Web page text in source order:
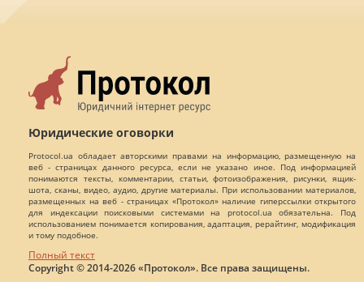
Юридические оговорки
Protocol.ua обладает авторскими правами на информацию, размещенную на
веб - страницах данного ресурса, если не указано иное. Под информацией
понимаются тексты, комментарии, статьи, фотоизображения, рисунки, ящик-
шота, сканы, видео, аудио, другие материалы. При использовании материалов,
размещенных на веб - страницах «Протокол» наличие гиперссылки открытого
для индексации поисковыми системами на protocol.ua обязательна. Под
использованием понимается копирования, адаптация, рерайтинг, модификация
и тому подобное.
Полный текст
Copyright © 2014-2026 «Протокол». Все права защищены.